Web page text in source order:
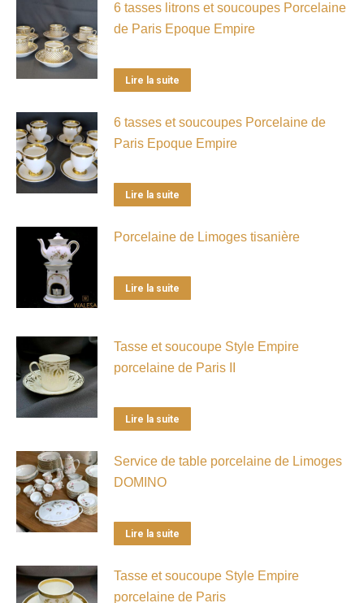
6 tasses litrons et soucoupes Porcelaine
de Paris Epoque Empire
Lire la suite
6 tasses et soucoupes Porcelaine de
Paris Epoque Empire
Lire la suite
Porcelaine de Limoges tisanière
Lire la suite
Tasse et soucoupe Style Empire
porcelaine de Paris II
Lire la suite
Service de table porcelaine de Limoges
DOMINO
Lire la suite
Tasse et soucoupe Style Empire
porcelaine de Paris